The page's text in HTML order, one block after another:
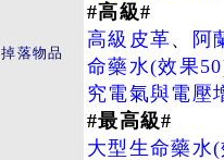
掉落物品
#高級#
高級皮革、
阿
命藥水(效果
究電氣與電壓
#最高級#
大型生命藥水